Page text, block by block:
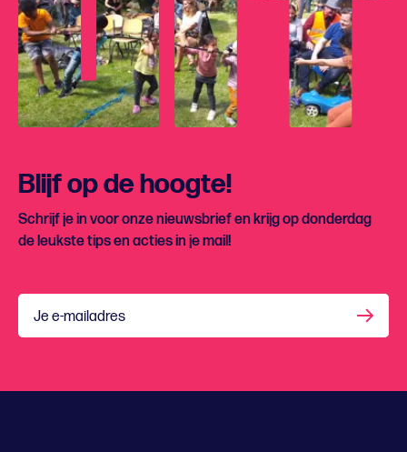
Blijf op de hoogte!
Schrijf je in voor onze nieuwsbrief en krijg op donderdag
de leukste tips en acties in je mail!
Je e-mailadres